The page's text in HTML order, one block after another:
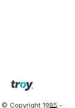
© Copyright 1985 -